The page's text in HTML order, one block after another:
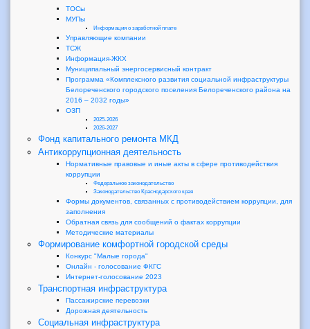
ТОСы
МУПы
Информация о заработной плате
Управляющие компании
ТСЖ
Информация-ЖКХ
Муниципальный энергосервисный контракт
Программа «Комплексного развития социальной инфраструктуры
Белореченского городского поселения Белореченского района на
2016 – 2032 годы»
ОЗП
2025-2026
2026-2027
Фонд капитального ремонта МКД
Антикоррупционная деятельность
Нормативные правовые и иные акты в сфере противодействия
коррупции
Федеральное законодательство
Законодательство Краснодарского края
Формы документов, связанных с противодействием коррупции, для
заполнения
Обратная связь для сообщений о фактах коррупции
Методические материалы
Формирование комфортной городской среды
Конкурс "Малые города"
Онлайн - голосование ФКГС
Интернет-голосование 2023
Транспортная инфраструктура
Пассажирские перевозки
Дорожная деятельность
Социальная инфраструктура